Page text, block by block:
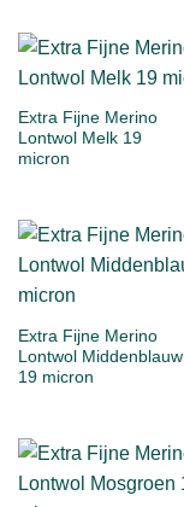
Extra Fijne Merino
Lontwol Melk 19
micron
Extra Fijne Merino
Lontwol Middenblauw
19 micron